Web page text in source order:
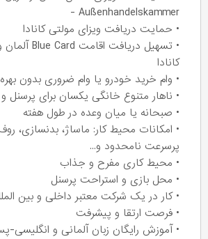
- Außenhandelskammer
• حمایت دریافت ویزای مولتی کانادا
کانادا
• وام خرید خودرو یا وام ضروری بدون
• ناهار متنوع خانگی یکسان برای پرسنل
• صبحانه یا میان‌ وعده در طول هفته
• امکانات محیط کار: ماساژ، بدنسازی،
پرسرعت نامحدود و...
• محیط کاری مفرح و جذاب
• محل بازی و استراحت پرسنل
• کار در یک شرکت معتبر داخلی و بین
• فرصت ارتقا و پیشرفت
• آموزش رایگان زبان آلمانی و انگلیسی-